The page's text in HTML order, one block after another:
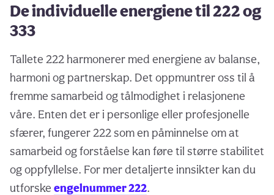
De individuelle energiene til 222 og
333
Tallete 222 harmonerer med energiene av balanse,
harmoni og partnerskap. Det oppmuntrer oss til å
fremme samarbeid og tålmodighet i relasjonene
våre. Enten det er i personlige eller profesjonelle
sfærer, fungerer 222 som en påminnelse om at
samarbeid og forståelse kan føre til større stabilitet
og oppfyllelse. For mer detaljerte innsikter kan du
utforske engelnummer 222.